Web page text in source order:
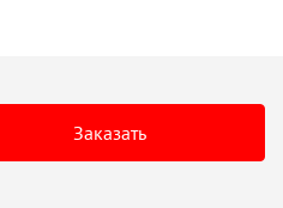
Заказать